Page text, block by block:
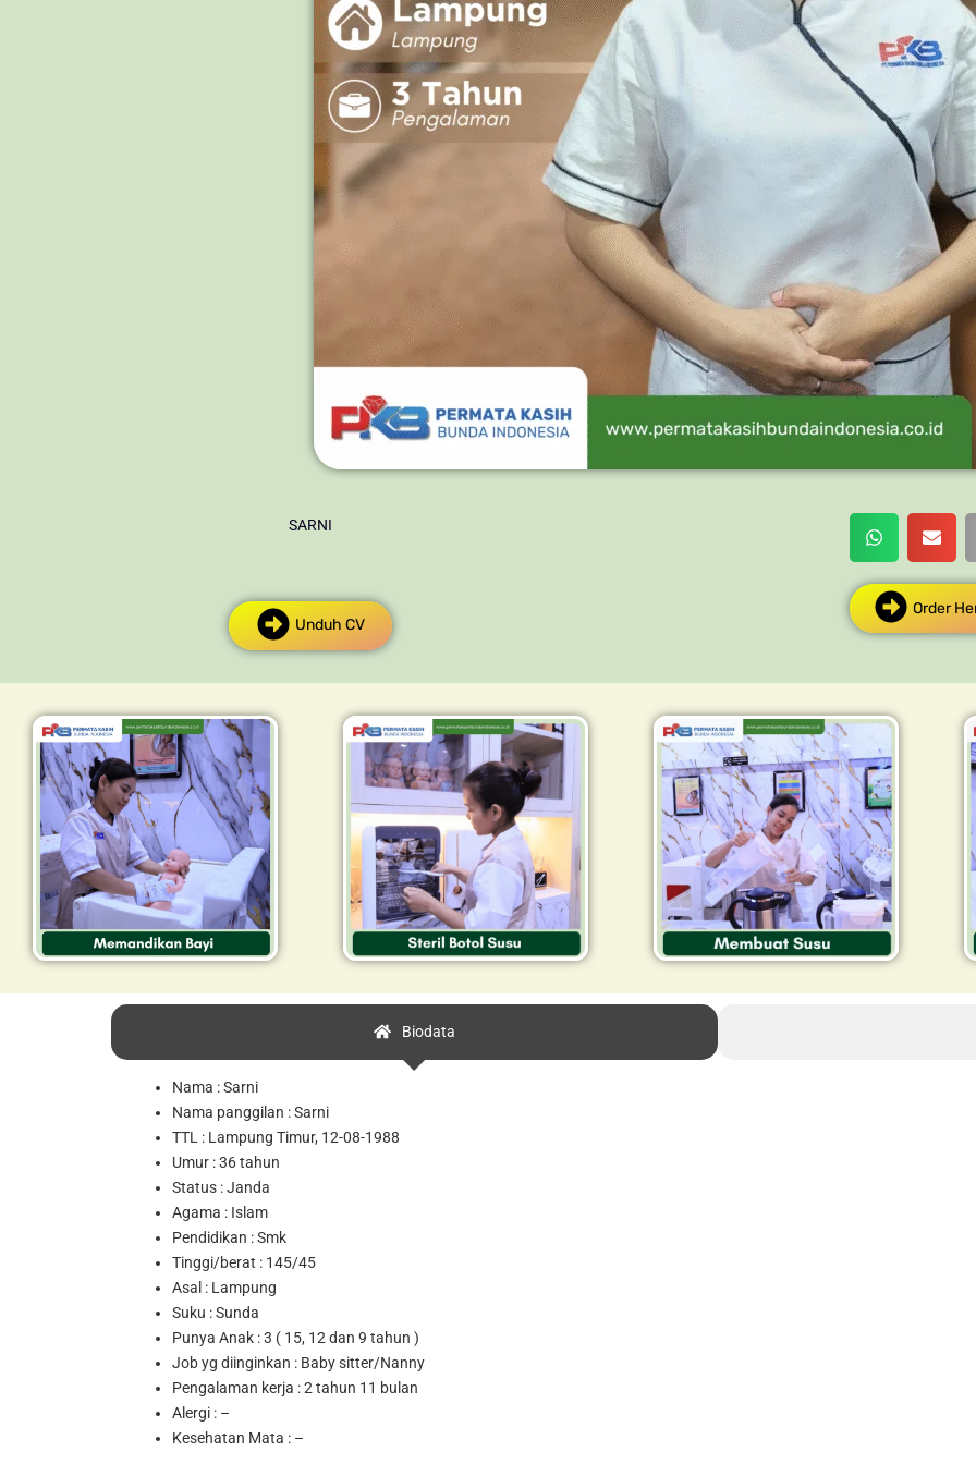
SARNI
Unduh CV
Order
Biodata
Nama : Sarni
Nama panggilan : Sarni
TTL : Lampung Timur, 12-08-1988
Umur : 36 tahun
Status : Janda
Agama : Islam
Pendidikan : Smk
Tinggi/berat : 145/45
Asal : Lampung
Suku : Sunda
Punya Anak : 3 ( 15, 12 dan 9 tahun )
Job yg diinginkan : Baby sitter/Nanny
Pengalaman kerja : 2 tahun 11 bulan
Alergi : –
Kesehatan Mata : –